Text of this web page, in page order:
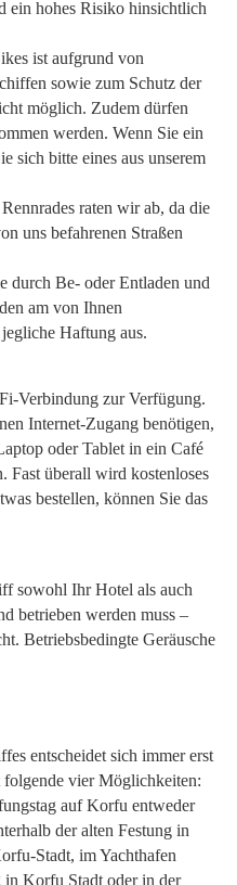
ein hohes Risiko hinsichtlich
ist aufgrund von
sowie zum Schutz der
möglich. Zudem dürfen
werden. Wenn Sie ein
sich bitte eines aus unserem
raten wir ab, da die
uns befahrenen Straßen
durch Be- oder Entladen und
am von Ihnen
Haftung aus.
Verbindung zur Verfügung.
Internet-Zugang benötigen,
oder Tablet in ein Café
Fast überall wird kostenloses
bestellen, können Sie das
sowohl Ihr Hotel als auch
betrieben werden muss –
Betriebsbedingte Geräusche
entscheidet sich immer erst
folgende vier Möglichkeiten:
auf Korfu entweder
der alten Festung in
Stadt, im Yachthafen
in Korfu Stadt oder in der